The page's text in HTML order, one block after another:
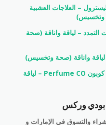
– العلاجات العشبية
وتخسيس)
التمدد – لياقة واناقة (صحة
لياقة واناقة (صحة وتخسيس)
كود خصم برفيوم كو تخفيض 15% مع كوبون Perfume CO – لياقة
بودي وركس
والتسوق في الإمارات و